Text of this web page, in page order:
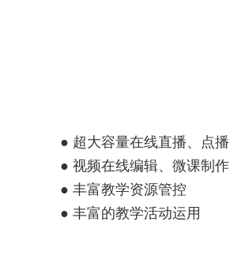
● 超大容量在线直播、点播
● 视频在线编辑、微课制作
● 丰富教学资源管控
● 丰富的教学活动运用